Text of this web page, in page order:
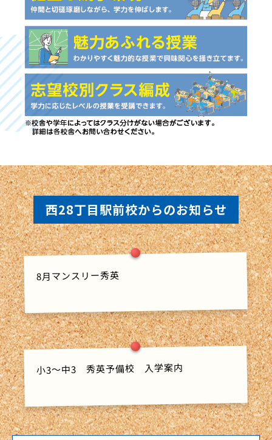
西28丁目駅前校からのお知らせ
8月マンスリー秀英
小3～中3 秀英予備校 入学案内